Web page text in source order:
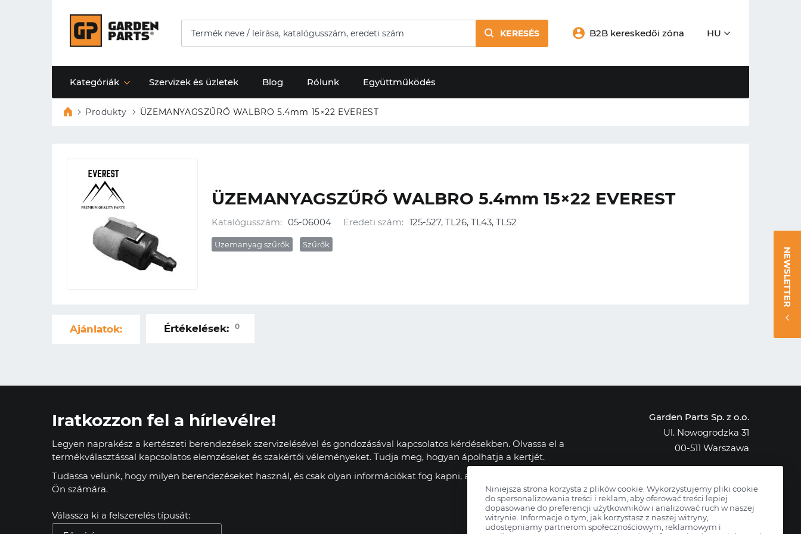
KERESÉS B2B kereskedői zóna HU
Kategóriák Szervizek és üzletek Blog Rólunk Együttműködés
Produkty ÜZEMANYAGSZŰRŐ WALBRO 5.4mm 15×22 EVEREST
ÜZEMANYAGSZŰRŐ WALBRO 5.4mm 15×22 EVEREST
Katalógusszám: 05-06004 Eredeti szám: 125-527, TL26, TL43, TL52
Üzemanyag szűrők Szűrők
Ajánlatok: Értékelések: 0
NEWSLETTER
Iratkozzon fel a hírlevélre!
Legyen naprakész a kertészeti berendezések szervizelésével és gondozásával kapcsolatos kérdésekben. Olvassa el a
termékválasztással kapcsolatos elemzéseket és szakértői véleményeket. Tudja meg, hogyan ápolhatja a kertjét.
Tudassa velünk, hogy milyen berendezéseket használ, és csak olyan információkat fog kapni, amelyek hasznosak az
Ön számára.
Válassza ki a felszerelés típusát:
Garden Parts Sp. z o.o.
Ul. Nowogrodzka 31
00-511 Warszawa
NIP: 701-034-91-62
KRS: 0000431421
Niniejsza strona korzysta z plików cookie. Wykorzystujemy pliki cookie
do spersonalizowania treści i reklam, aby oferować treści lepiej
dopasowane do preferencji użytkowników i analizować ruch w naszej
witrynie. Informacje o tym, jak korzystasz z naszej witryny,
udostępniamy partnerom społecznościowym, reklamowym i